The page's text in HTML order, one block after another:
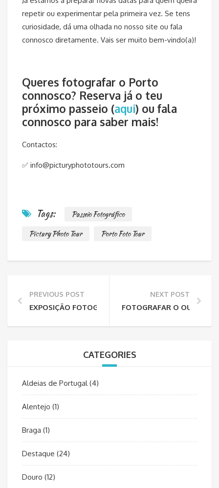
repetir ou experimentar pela primeira vez. Se tens
curiosidade, dá uma olhada no nosso site ou fala
connosco diretamente. Vais ser muito bem-vindo(a)!
Queres fotografar o Porto
connosco? Reserva já o teu
próximo passeio (aqui) ou fala
connosco para saber mais!
Contactos:
✅ info@picturyphototours.com
Tags:
Passeio Fotográfico
Pictury Photo Tour
Porto Foto Tour
PREVIOUS POST
EXPOSIÇÃO FOTOGRÁFICA – DA MINHA VARANDA
NEXT POST
FOTOGRAFAR O OUTONO
CATEGORIES
Aldeias de Portugal(4)
Alentejo (1)
Braga (1)
Destaque (24)
Douro (12)